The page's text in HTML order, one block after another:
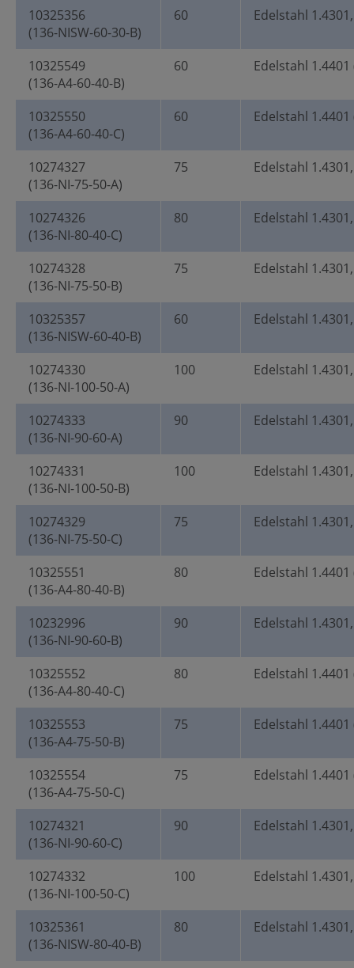
10325356
(136-NISW-60-30-B)
60 Edelstahl
10325549
(136-A4-60-40-B)
60 Edelstahl 1.4401
10325550
(136-A4-60-40-C)
60 Edelstahl 1.4401
10274327
(136-NI-75-50-A)
75 Edelstahl
10274326
(136-NI-80-40-C)
80 Edelstahl
10274328
(136-NI-75-50-B)
75 Edelstahl
10325357
(136-NISW-60-40-B)
60 Edelstahl
10274330
(136-NI-100-50-A)
100 Edelstahl
10274333
(136-NI-90-60-A)
90 Edelstahl
10274331
(136-NI-100-50-B)
100 Edelstahl
10274329
(136-NI-75-50-C)
75 Edelstahl
10325551
(136-A4-80-40-B)
80 Edelstahl 1.4401
10232996
(136-NI-90-60-B)
90 Edelstahl
10325552
(136-A4-80-40-C)
80 Edelstahl 1.4401
10325553
(136-A4-75-50-B)
75 Edelstahl 1.4401
10325554
(136-A4-75-50-C)
75 Edelstahl 1.4401
10274321
(136-NI-90-60-C)
90 Edelstahl
10274332
(136-NI-100-50-C)
100 Edelstahl
10325361
(136-NISW-80-40-B)
80 Edelstahl